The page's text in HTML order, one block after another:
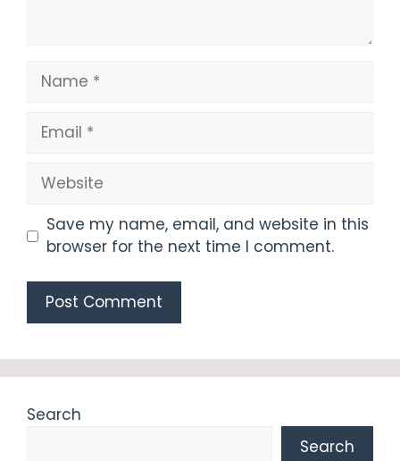
Name
Email
Website
Save my name, email, and website in this
browser for the next time I comment.
Search
Search